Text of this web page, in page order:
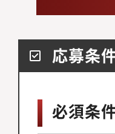
応募条
必須条